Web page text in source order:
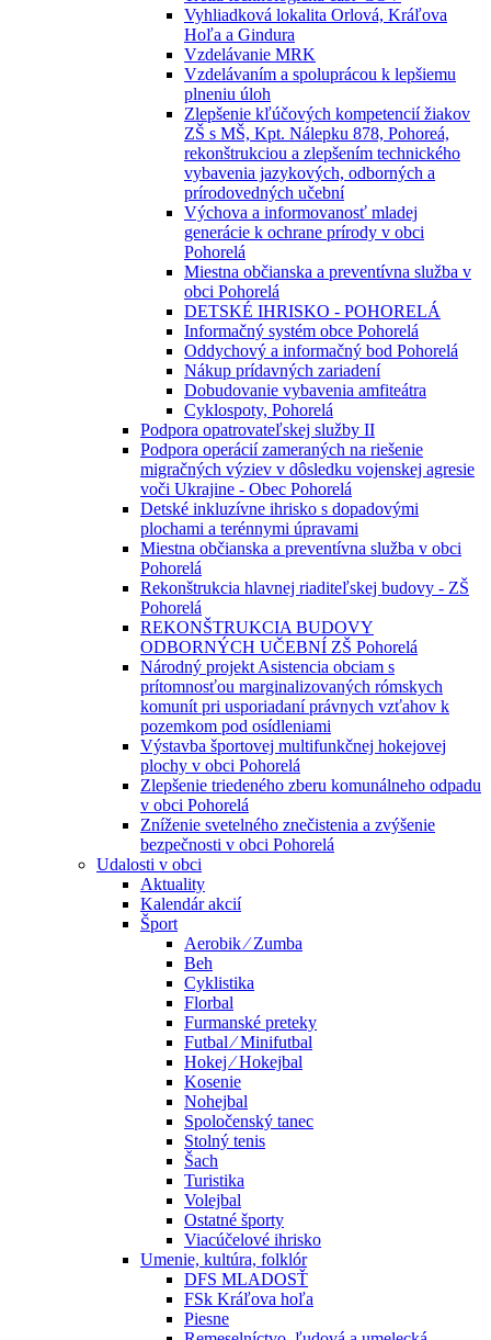
Vyhliadková lokalita Orlová, Kráľova
Hoľa a Gindura
Vzdelávanie MRK
Vzdelávaním a spoluprácou k lepšiemu
plneniu úloh
Zlepšenie kľúčových kompetencií žiakov
ZŠ s MŠ, Kpt. Nálepku 878, Pohoreá,
rekonštrukciou a zlepšením technického
vybavenia jazykových, odborných a
prírodovedných učební
Výchova a informovanosť mladej
generácie k ochrane prírody v obci
Pohorelá
Miestna občianska a preventívna služba v
obci Pohorelá
DETSKÉ IHRISKO - POHORELÁ
Informačný systém obce Pohorelá
Oddychový a informačný bod Pohorelá
Nákup prídavných zariadení
Dobudovanie vybavenia amfiteátra
Cyklospoty, Pohorelá
Podpora opatrovateľskej služby II
Podpora operácií zameraných na riešenie
migračných výziev v dôsledku vojenskej agresie
voči Ukrajine - Obec Pohorelá
Detské inkluzívne ihrisko s dopadovými
plochami a terénnymi úpravami
Miestna občianska a preventívna služba v obci
Pohorelá
Rekonštrukcia hlavnej riaditeľskej budovy - ZŠ
Pohorelá
REKONŠTRUKCIA BUDOVY
ODBORNÝCH UČEBNÍ ZŠ Pohorelá
Národný projekt Asistencia obciam s
prítomnosťou marginalizovaných rómskych
komunít pri usporiadaní právnych vzťahov k
pozemkom pod osídleniami
Výstavba športovej multifunkčnej hokejovej
plochy v obci Pohorelá
Zlepšenie triedeného zberu komunálneho odpadu
v obci Pohorelá
Zníženie svetelného znečistenia a zvýšenie
bezpečnosti v obci Pohorelá
Udalosti v obci
Aktuality
Kalendár akcií
Šport
Aerobik ⁄ Zumba
Beh
Cyklistika
Florbal
Furmanské preteky
Futbal ⁄ Minifutbal
Hokej ⁄ Hokejbal
Kosenie
Nohejbal
Spoločenský tanec
Stolný tenis
Šach
Turistika
Volejbal
Ostatné športy
Viacúčelové ihrisko
Umenie, kultúra, folklór
DFS MLADOSŤ
FSk Kráľova hoľa
Piesne